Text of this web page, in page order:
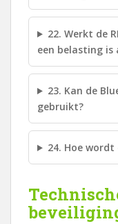
22. Werkt de
een belasting is
23. Kan de
gebruikt?
24. Hoe wordt